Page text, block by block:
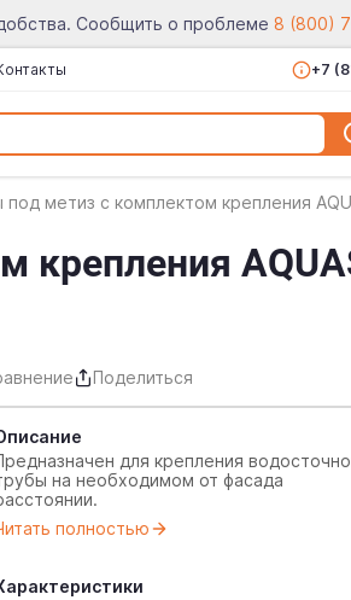
Сообщить о проблеме 8 (800)
+7
метиз с комплектом крепления
Поделиться
для крепления
на необходимом от фасада
полностью